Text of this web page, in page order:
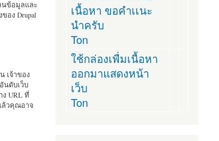
นข้อมูลและ
อง Drupal
เจ้าของ
นดับเว็บ
URL ที่
ล้วคุณอาจ
เนื้อหา ขอคำเเนะ
นำครับ
Ton
ใช้กล่องเพื่มเนื้อหา
ออกมาแสดงหน้า
เว็บ
Ton